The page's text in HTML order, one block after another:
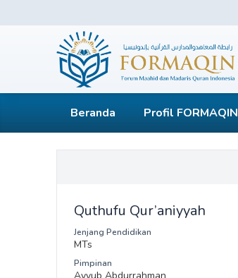
FORMAQIN
Beranda
Profil FORMAQIN
Quthufu Qur’aniyyah
Jenjang Pendidikan
MTs
Pimpinan